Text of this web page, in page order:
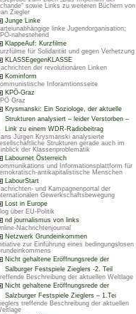
sowie Links zu weiteren Büchern von
Ziegler
Junge Linke
linke Jugendorganisation;
nahestehend
KlappeAuf: Kurzfilme
für Solidarität und gegen Verhetzung
KLASSEgegenKLASSE
der revolutionären Linken
Kominform
Inforamtionsseite
KPÖ-Graz
Graz
Krysmanski: Ein Soziologe, der aktuelle
Strukturen analysiert – leider Verstorben –
Link zu einem WDR-Radiobeitrag
Jürgen Krysmanski analysierte
Strukturen gerade auch im
der Klassenproblematik
Labournet Österreich
und Informationsplattform für
antikapitalistische Menschen
LabourStart
und Kampagnenportal der
Gewerkschaftsbewegung
Lost in Europe
über EU-Politik
nd journalismus von links
Nachrichtenjournal
Netzwerk Grundeinkommen
zur Einführung eines bedingungslosen
Nicht gehaltene Eröffnungsrede der
Salburger Festspiele Zieglers -2. Teil
Beschreibung der aktuellen Weltlage
Nicht gehaltene Eröffnungsrede der
Salzburger Festspiele Zieglers – 1.Tei
treffende Beschreibung der aktuellen